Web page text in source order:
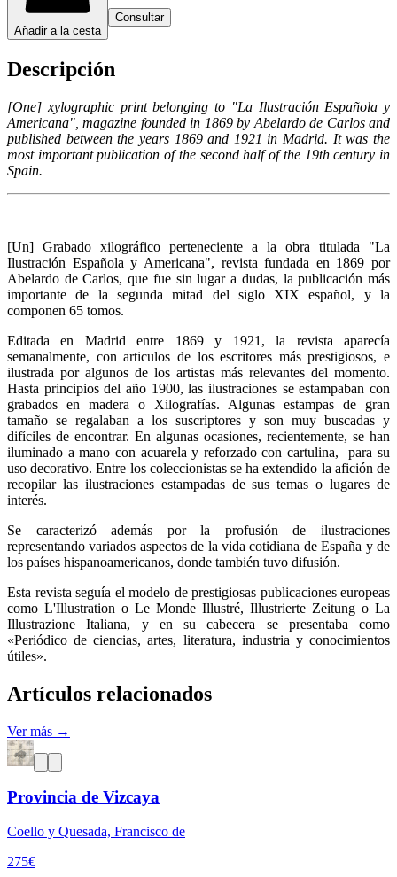
Añadir a la cesta
Consultar
Descripción
[One] xylographic print belonging to "La Ilustración Española y
Americana", magazine founded in 1869 by Abelardo de Carlos and
published between the years 1869 and 1921 in Madrid. It was the
most important publication of the second half of the 19th century in
Spain.
[Un] Grabado xilográfico perteneciente a la obra titulada "La
Ilustración Española y Americana", revista fundada en 1869 por
Abelardo de Carlos, que fue sin lugar a dudas, la publicación más
importante de la segunda mitad del siglo XIX español, y la
componen 65 tomos.
Editada en Madrid entre 1869 y 1921, la revista aparecía
semanalmente, con articulos de los escritores más prestigiosos, e
ilustrada por algunos de los artistas más relevantes del momento.
Hasta principios del año 1900, las ilustraciones se estampaban con
grabados en madera o Xilografías. Algunas estampas de gran
tamaño se regalaban a los suscriptores y son muy buscadas y
difíciles de encontrar. En algunas ocasiones, recientemente, se han
iluminado a mano con acuarela y reforzado con cartulina, para su
uso decorativo. Entre los coleccionistas se ha extendido la afición de
recopilar las ilustraciones estampadas de sus temas o lugares de
interés.
Se caracterizó además por la profusión de ilustraciones
representando variados aspectos de la vida cotidiana de España y de
los países hispanoamericanos, donde también tuvo difusión.
Esta revista seguía el modelo de prestigiosas publicaciones europeas
como L'Illustration o Le Monde Illustré, Illustrierte Zeitung o La
Illustrazione Italiana, y en su cabecera se presentaba como
«Periódico de ciencias, artes, literatura, industria y conocimientos
útiles».
Artículos relacionados
Ver más →
Provincia de Vizcaya
Coello y Quesada, Francisco de
275€